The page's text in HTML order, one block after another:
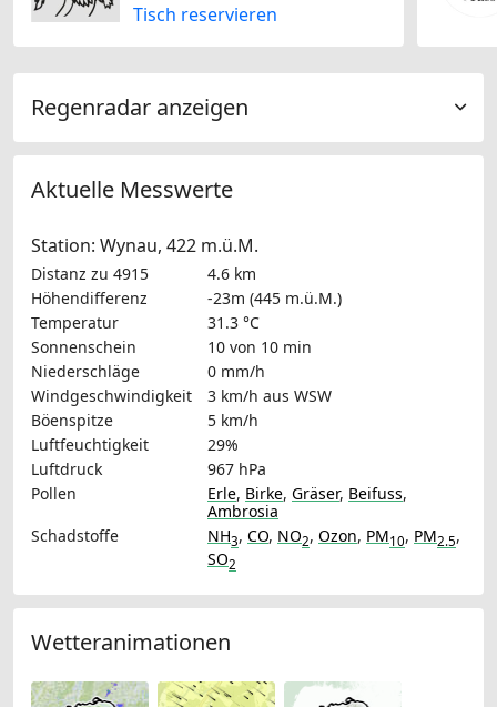
Tisch reservieren
Regenradar anzeigen
Aktuelle Messwerte
Station: Wynau, 422 m.ü.M.
Distanz zu 4915
4.6 km
Höhendifferenz
-23m (445 m.ü.M.)
Temperatur
31.3 °C
Sonnenschein
10 von 10 min
Niederschläge
0 mm/h
Windgeschwindigkeit
3 km/h aus WSW
Böenspitze
5 km/h
Luftfeuchtigkeit
29%
Luftdruck
967 hPa
Pollen
Erle, Birke, Gräser, Beifuss,
Ambrosia
Schadstoffe
NH3, CO, NO2, Ozon, PM10, PM2.5,
SO2
Wetteranimationen